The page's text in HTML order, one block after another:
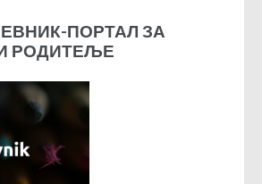
ПОРТАЛ ЗА
РОДИТЕЉЕ